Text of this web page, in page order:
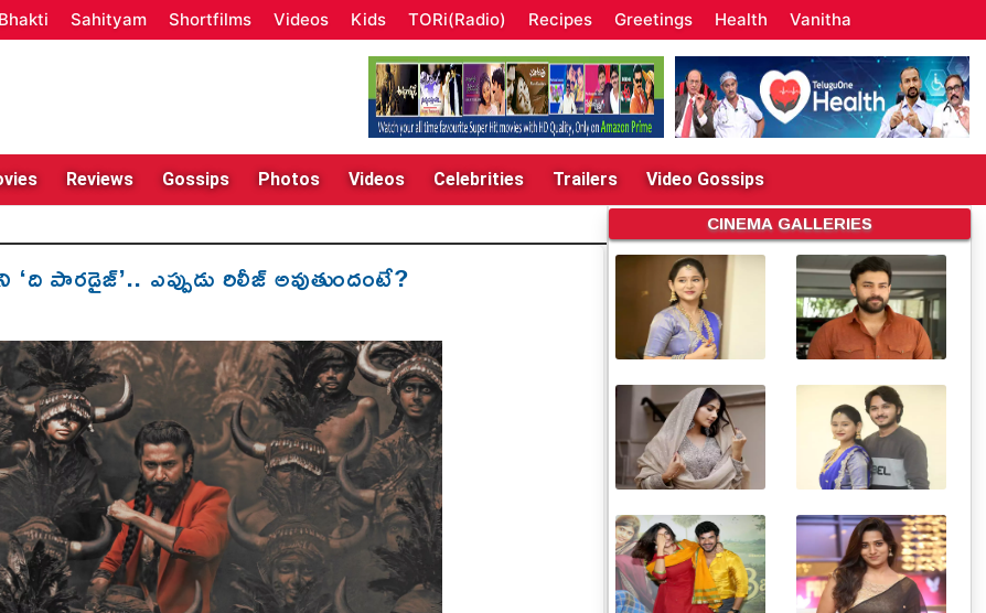
Bhakti Sahityam Shortfilms Videos Kids TORi(Radio) Recipes Greetings Health Vanitha
Reviews Gossips Photos Videos Celebrities Trailers Video Gossips
ఎప్పుడు రిలీజ్ అవుతుందంటే?
CINEMA GALLERIES